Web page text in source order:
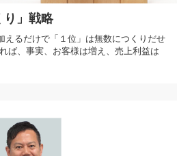
り」戦略
えるだけで「１位」は無数につくりだせ
ば、事実、お客様は増え、売上利益は